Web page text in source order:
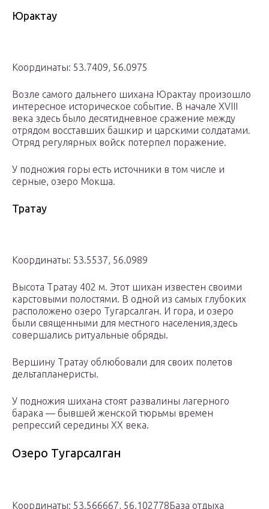
Юрактау
Координаты: 53.7409, 56.0975
Возле самого дальнего шихана Юрактау произошло
интересное историческое событие. В начале XVIII
века здесь было десятидневное сражение между
отрядом восставших башкир и царскими солдатами.
Отряд регулярных войск потерпел поражение.
У подножия горы есть источники в том числе и
серные, озеро Мокша.
Тратау
Координаты: 53.5537, 56.0989
Высота Тратау 402 м. Этот шихан известен своими
карстовыми полостями. В одной из самых глубоких
расположено озеро Тугарсалган. И гора, и озеро
были священными для местного населения,здесь
совершались ритуальные обряды.
Вершину Тратау облюбовали для своих полетов
дельтапланеристы.
У подножия шихана стоят развалины лагерного
барака — бывшей женской тюрьмы времен
репрессий середины XX века.
Озеро Тугарсалган
Координаты: 53.566667, 56.102778База отдыха